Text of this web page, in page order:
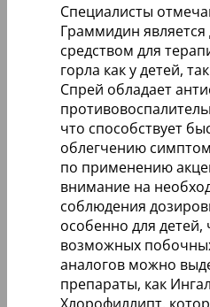
Специалисты
Граммидин
средством для
горла как у детей,
Спрей обладает
что способствует
облегчению
по применению
внимание на
соблюдения
особенно для
возможных
аналогов можно
препараты, как
Хлорофиллипт,